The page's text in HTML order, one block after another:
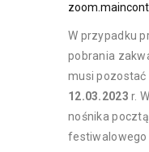
W przypadku
pobrania
musi pozostać
12.03.2023 r.
nośnika
festiwalowego